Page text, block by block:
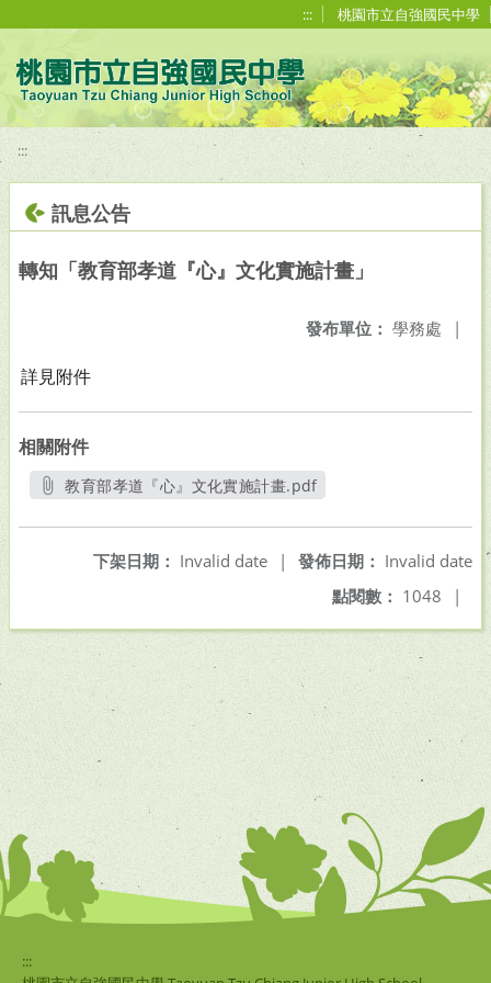
::: 桃園市立自強國民中學
:::
訊息公告
轉知「教育部孝道『心』文化實施計畫」
發布單位： 學務處 |
詳見附件
相關附件
教育部孝道『心』文化實施計畫.pdf
發佈日期： Invalid date
下架日期： Invalid date
|
點閱數： 1048 |
:::